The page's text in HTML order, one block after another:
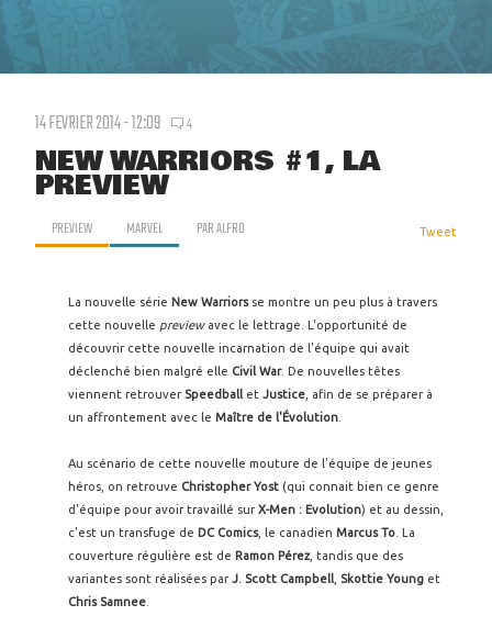
14 FEVRIER 2014 - 12:09 4
NEW WARRIORS #1, LA
PREVIEW
PREVIEW MARVEL PARALFRO Tweet
La nouvelle série New Warriorsse montre un peu plus à travers
cette nouvelle previewavec le lettrage. L'opportunité de
découvrir cette nouvelle incarnation de l'équipe qui avait
déclenché bien malgré elle Civil War. De nouvelles têtes
viennent retrouver Speedball et Justice , afin de se préparer à
un affrontement avec le Maître de l'Évolution
Au scénario de cette nouvelle mouture de l'équipe de jeunes
héros, on retrouve Christopher Yost (qui connait bien ce genre
d'équipe pour avoir travaillé surX-Men : Evolution) et au dessin,
c'est un transfuge de DC Comics, le canadien Marcus To . La
couverture régulière est de Ramon Pérez, tandis que des
variantes sont réalisées parJ. Scott Campbell Skottie Young et
Chris Samnee